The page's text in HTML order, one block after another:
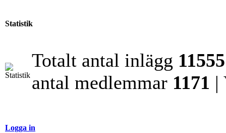
Statistik
Totalt antal inlägg
antal medlemmar 1171 |
Logga in